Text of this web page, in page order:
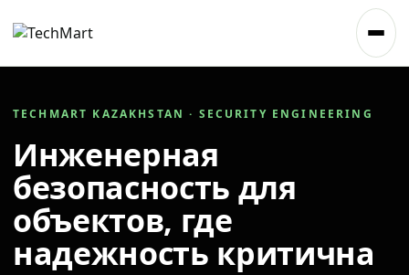
TECHMART KAZAKHSTAN · SECURITY ENGINEERING
Инженерная
безопасность для
объектов, где
надежность критична